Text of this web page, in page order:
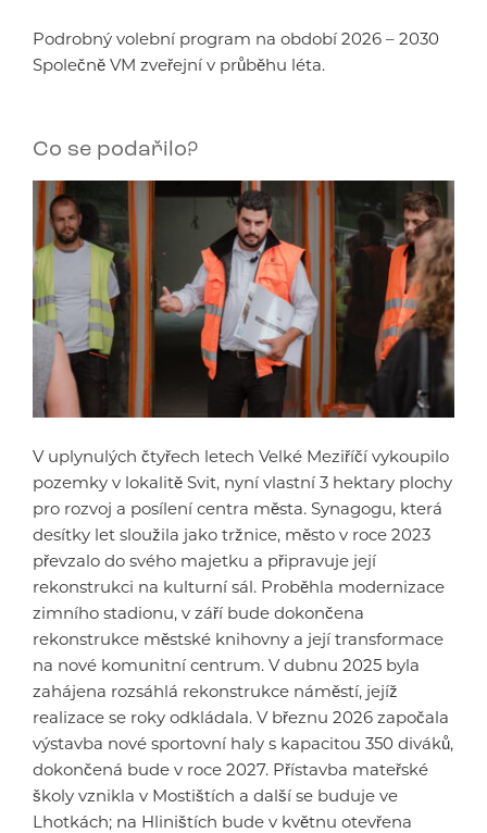
Podrobný volební program na období 2026 – 2030
Společně VM zveřejní v průběhu léta.
Co se podařilo?
V uplynulých čtyřech letech Velké Meziříčí vykoupilo
pozemky v lokalitě Svit, nyní vlastní 3 hektary plochy
pro rozvoj a posílení centra města. Synagogu, která
desítky let sloužila jako tržnice, město v roce 2023
převzalo do svého majetku a připravuje její
rekonstrukci na kulturní sál. Proběhla modernizace
zimního stadionu, v září bude dokončena
rekonstrukce městské knihovny a její transformace
na nové komunitní centrum. V dubnu 2025 byla
zahájena rozsáhlá rekonstrukce náměstí, jejíž
realizace se roky odkládala. V březnu 2026 započala
výstavba nové sportovní haly s kapacitou 350 diváků,
dokončená bude v roce 2027. Přístavba mateřské
školy vznikla v Mostištích a další se buduje ve
Lhotkách; na Hliništích bude v květnu otevřena